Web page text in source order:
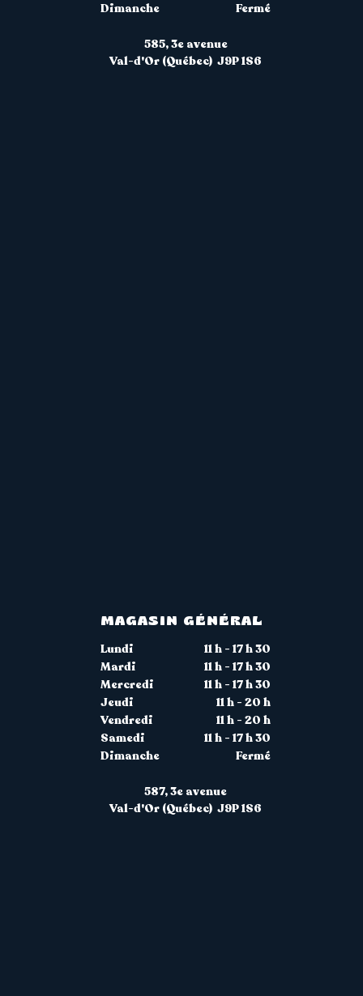
Dimanche
Fermé
585, 3e avenue
Val-d'Or (Québec) J9P 1S6
MAGASIN GÉNÉRAL
Lundi
11 h - 17 h 30
Mardi
11 h - 17 h 30
Mercredi
11 h - 17 h 30
Jeudi
11 h - 20 h
Vendredi
11 h - 20 h
Samedi
11 h - 17 h 30
Dimanche
Fermé
587, 3e avenue
Val-d'Or (Québec) J9P 1S6